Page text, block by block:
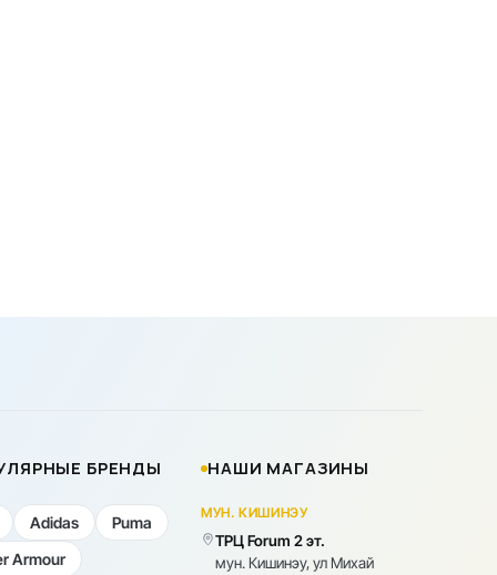
БРЕНДЫ
Adidas
Puma
Armour
НАШИ МАГАЗИНЫ
МУН. КИШИНЭУ
ТРЦ Forum 2 эт.
мун. Кишинэу, ул Михай